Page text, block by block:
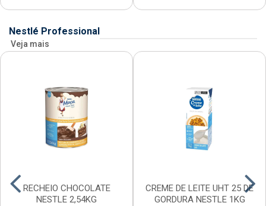
Nestlé Professional
Veja mais
RECHEIO CHOCOLATE
NESTLE 2,54KG
CREME DE LEITE UHT 25 DE
GORDURA NESTLE 1KG